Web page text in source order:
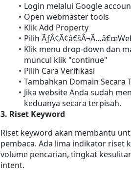
Login melalui Google
Open webmaster tools
Klik Add Property
Pilih
Klik menu drop-down dan
muncul klik "continue"
Pilih Cara Verifikasi
Tambahkan Domain Secara
Jika website Anda sudah
keduanya secara terpisah.
3. Riset Keyword
Riset keyword akan membantu
pembaca. Ada lima indikator riset
volume pencarian, tingkat
intent.